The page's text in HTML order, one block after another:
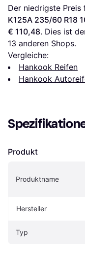
Der niedrigste Preis
K125A 235/60 R18
€ 110,48
13 anderen Shops.
Vergleiche:
Hankook Reifen
Hankook
Produkt
Produktname
Hersteller
Typ